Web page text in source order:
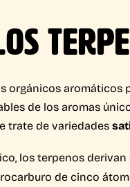
orgánicos aromáticos
de los aromas
trate de variedades
los terpenos derivan
de cinco